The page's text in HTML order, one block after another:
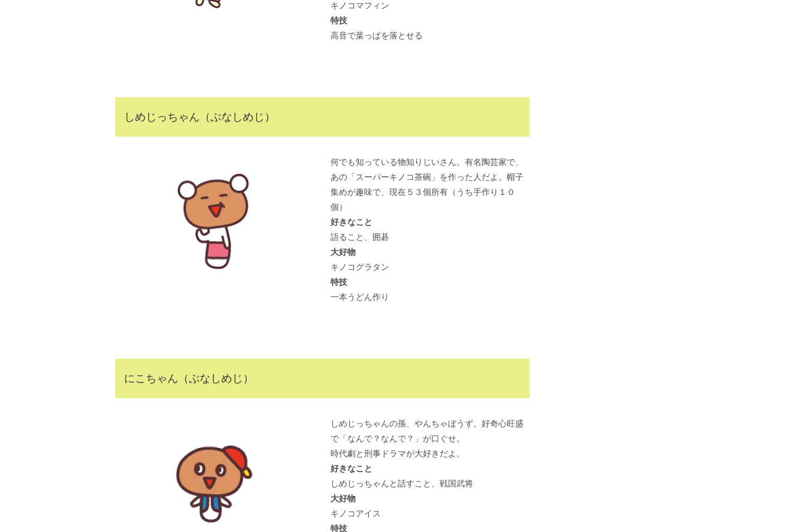
キノコマフィン
特技
高音で葉っぱを落とせる
しめじっちゃん（ぶなしめじ）
何でも知っている物知りじいさん。有名陶芸家で、
あの「スーパーキノコ茶碗」を作った人だよ。帽子
集めが趣味で、現在５３個所有（うち手作り１０
個）
好きなこと
語ること、囲碁
大好物
キノコグラタン
特技
一本うどん作り
にこちゃん（ぶなしめじ）
しめじっちゃんの孫、やんちゃぼうず。好奇心旺盛
で「なんで？なんで？」が口ぐせ。
時代劇と刑事ドラマが大好きだよ。
好きなこと
しめじっちゃんと話すこと、戦国武将
大好物
キノコアイス
特技